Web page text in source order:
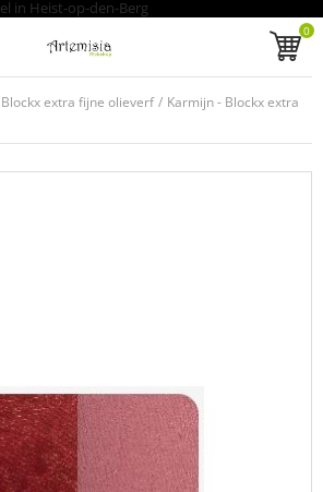
0
Blockx extra fijne olieverf / Karmijn - Blockx extra